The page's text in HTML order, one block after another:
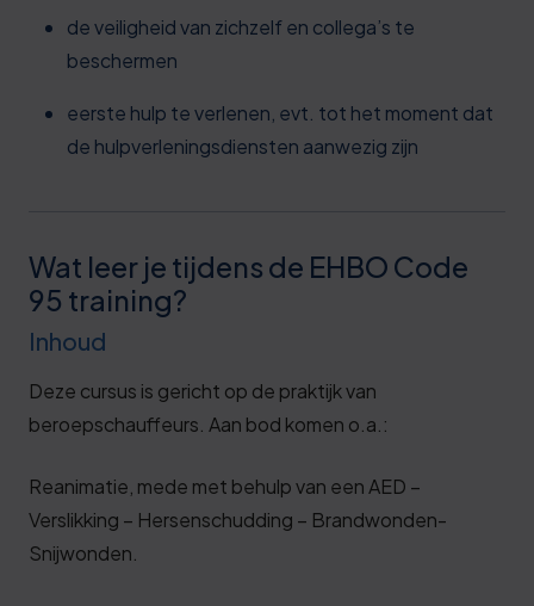
de veiligheid van zichzelf en collega’s te
beschermen
eerste hulp te verlenen, evt. tot het moment dat
de hulpverleningsdiensten aanwezig zijn
Wat leer je tijdens de EHBO Code
95 training?
Inhoud
Deze cursus is gericht op de praktijk van
beroepschauffeurs. Aan bod komen o.a.:
Reanimatie, mede met behulp van een AED –
Verslikking – Hersenschudding – Brandwonden-
Snijwonden.